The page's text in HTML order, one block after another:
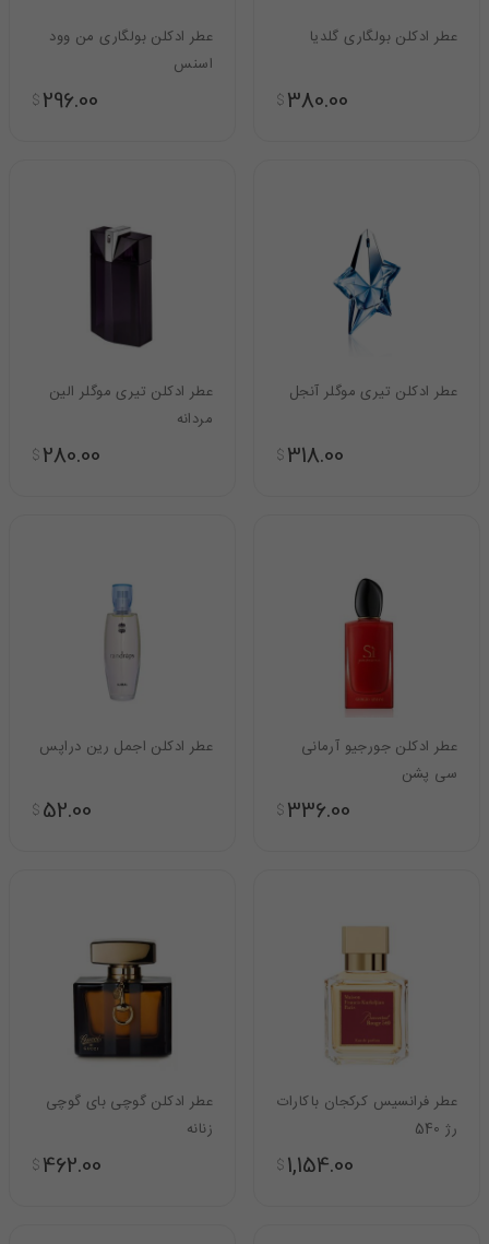
عطر ادکلن بولگاری گلدیا
$ 380.00
عطر ادکلن بولگاری من وود
اسنس
$ 296.00
عطر ادکلن تیری موگلر آنجل
$ 318.00
عطر ادکلن تیری موگلر الین
مردانه
$ 280.00
عطر ادکلن جورجیو آرمانی
سی پشن
$ 336.00
عطر ادکلن اجمل رین دراپس
$ 52.00
عطر فرانسیس کرکجان باکارات
رژ 540
$ 1,154.00
عطر ادکلن گوچی بای گوچی
زنانه
$ 462.00